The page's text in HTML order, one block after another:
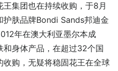
集团也在持续收购，于8月
护肤品牌Bondi Sands邦迪金
年在澳大利亚墨尔本成
和身体产品，在超过32个国
购，无疑将稳固花王在全球